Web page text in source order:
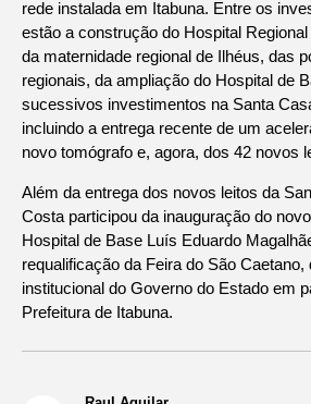
rede instalada em Itabuna. Entre os
estão a construção do Hospital
da maternidade regional de Ilhéus, das
regionais, da ampliação do Hospital de
sucessivos investimentos na Santa
incluindo a entrega recente de um
novo tomógrafo e, agora, dos 42 novos
Além da entrega dos novos leitos da
Costa participou da inauguração do
Hospital de Base Luís Eduardo
requalificação da Feira do São Caetano,
institucional do Governo do Estado em
Prefeitura de Itabuna.